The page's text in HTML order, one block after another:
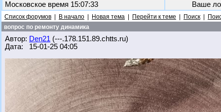
Московское время 15:07:33 Ваше
Список форумов В начало Новая тема Перейти к теме Поиск
вопрос по ремонту динамика
Автор: Den21 (---.178.151.89.chtts.ru)
Дата: 15-01-25 04:05